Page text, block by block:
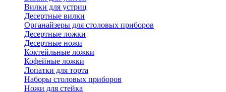
Вилки для устриц
Десертные вилки
Органайзеры для столовых приборов
Десертные ложки
Десертные ножи
Коктейльные ложки
Кофейные ложки
Лопатки для торта
Наборы столовых приборов
Ножи для стейка